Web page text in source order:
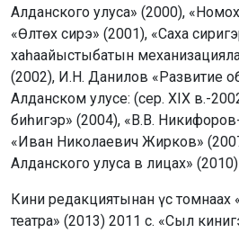
Алданского улуса» (2000),
«Өлтөх сирэ» (2001), «Саха
хаһаайыстыбатын
(2002), И.Н. Данилов «Развитие
Алданском улусе: (сер. XIX в.-
биһигэр» (2004), «В.В.
«Иван Николаевич Жирков»
Алданского улуса в лицах» (2010)
Кини редакциятынан үс томнаах
театра» (2013) 2011 с. «Сыл